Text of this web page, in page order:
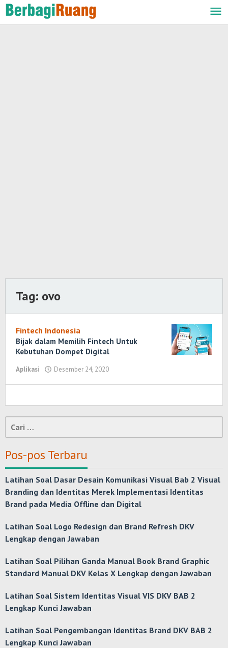
Lewati
ke
Tag: ovo
Fintech Indonesia
Bijak dalam Memilih Fintech Untuk
Kebutuhan Dompet Digital
Aplikasi Desember 24, 2020
Cari
untuk:
Pos-pos Terbaru
Latihan Soal Dasar Desain Komunikasi Visual Bab 2 Visual
Branding dan Identitas Merek Implementasi Identitas
Brand pada Media Offline dan Digital
Latihan Soal Logo Redesign dan Brand Refresh DKV
Lengkap dengan Jawaban
Latihan Soal Pilihan Ganda Manual Book Brand Graphic
Standard Manual DKV Kelas X Lengkap dengan Jawaban
Latihan Soal Sistem Identitas Visual VIS DKV BAB 2
Lengkap Kunci Jawaban
Latihan Soal Pengembangan Identitas Brand DKV BAB 2
Lengkap Kunci Jawaban